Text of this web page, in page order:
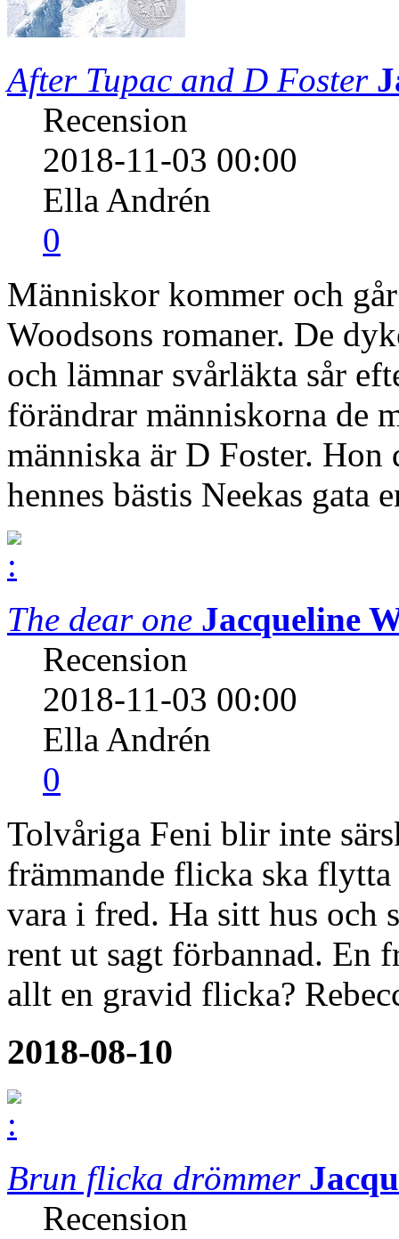
After Tupac and D Foster
Recension
2018-11-03 00:00
Ella Andrén
0
Människor kommer och
Woodsons romaner. De
och lämnar svårläkta sår
förändrar människorna de
människa är D Foster. Hon
hennes bästis Neekas
The dear one Jacqueline
Recension
2018-11-03 00:00
Ella Andrén
0
Tolvåriga Feni blir inte
främmande flicka ska
vara i fred. Ha sitt hus och
rent ut sagt förbannad. En
allt en gravid flicka?
2018-08-10
Brun flicka drömmer
Recension